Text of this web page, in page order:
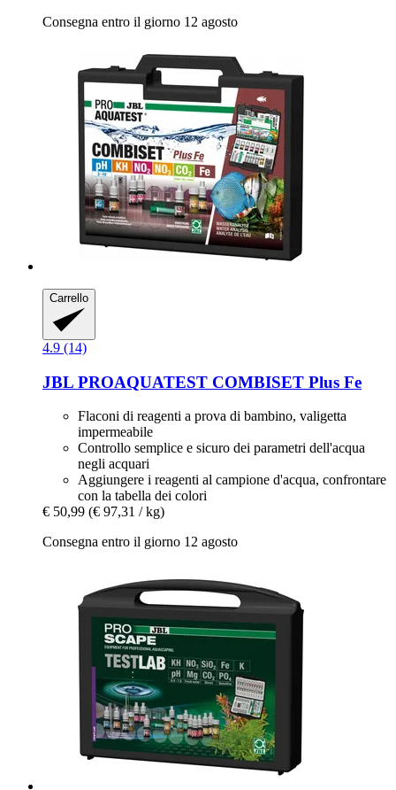
Consegna entro il giorno 12 agosto
Carrello
4.9 (14)
JBL PROAQUATEST COMBISET Plus Fe
Flaconi di reagenti a prova di bambino, valigetta
impermeabile
Controllo semplice e sicuro dei parametri dell'acqua
negli acquari
Aggiungere i reagenti al campione d'acqua, confrontare
con la tabella dei colori
€ 50,99 (€ 97,31 / kg)
Consegna entro il giorno 12 agosto